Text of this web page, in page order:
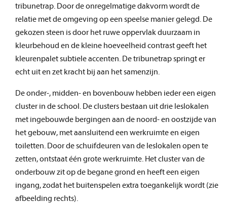
tribunetrap. Door de onregelmatige dakvorm wordt de
relatie met de omgeving op een speelse manier gelegd. De
gekozen steen is door het ruwe oppervlak duurzaam in
kleurbehoud en de kleine hoeveelheid contrast geeft het
kleurenpalet subtiele accenten. De tribunetrap springt er
echt uit en zet kracht bij aan het samenzijn.
De onder-, midden- en bovenbouw hebben ieder een eigen
cluster in de school. De clusters bestaan uit drie leslokalen
met ingebouwde bergingen aan de noord- en oostzijde van
het gebouw, met aansluitend een werkruimte en eigen
toiletten. Door de schuifdeuren van de leslokalen open te
zetten, ontstaat één grote werkruimte. Het cluster van de
onderbouw zit op de begane grond en heeft een eigen
ingang, zodat het buitenspelen extra toegankelijk wordt (zie
afbeelding rechts).